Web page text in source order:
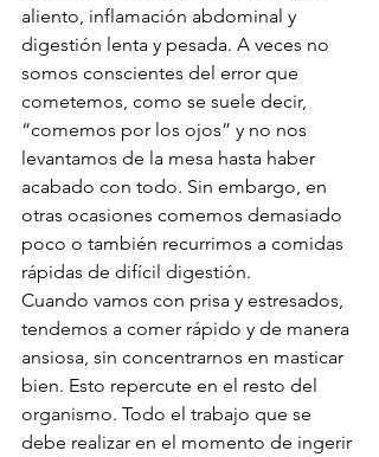
aliento, inflamación abdominal y
digestión lenta y pesada. A veces no
somos conscientes del error que
cometemos, como se suele decir,
“comemos por los ojos” y no nos
levantamos de la mesa hasta haber
acabado con todo. Sin embargo, en
otras ocasiones comemos demasiado
poco o también recurrimos a comidas
rápidas de difícil digestión.
Cuando vamos con prisa y estresados,
tendemos a comer rápido y de manera
ansiosa, sin concentrarnos en masticar
bien. Esto repercute en el resto del
organismo. Todo el trabajo que se
debe realizar en el momento de ingerir